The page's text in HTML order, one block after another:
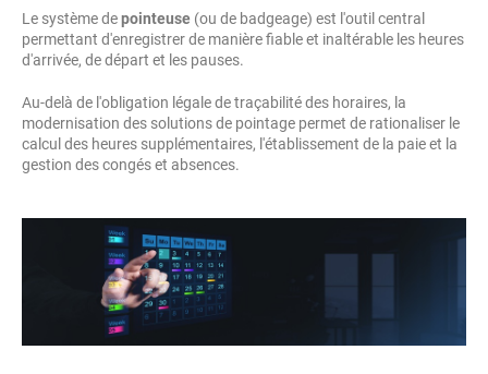
Le système depointeuse (ou de badgeage) est l'outil central
permettant d'enregistrer de manière fiable et inaltérable les heures
d'arrivée, de départ et les pauses.
Au-delà de l'obligation légale de traçabilité des horaires, la
modernisation des solutions de pointage permet de rationaliser le
calcul des heures supplémentaires, l'établissement de la paie et la
gestion des congés et absences.